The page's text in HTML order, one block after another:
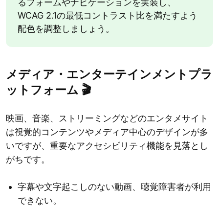
るフォームやナビゲーションを実装し、
WCAG 2.1の最低コントラスト比を満たすよう
配色を調整しましょう。
メディア・エンターテインメントプラ
ットフォーム 🎬
映画、音楽、ストリーミングなどのエンタメサイト
は視覚的コンテンツやメディア中心のデザインが多
いですが、重要なアクセシビリティ機能を見落とし
がちです。
字幕や文字起こしのない動画、聴覚障害者が利用
できない。